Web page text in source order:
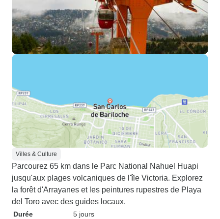
Villes & Culture
Parcourez 65 km dans le Parc National Nahuel Huapi
jusqu'aux plages volcaniques de l'île Victoria. Explorez
la forêt d'Arrayanes et les peintures rupestres de Playa
del Toro avec des guides locaux.
Durée
5 jours